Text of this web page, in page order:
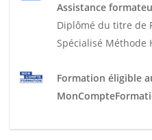
Assistance
Diplômé du titre de
Spécialisé Méthode
Formation éligible